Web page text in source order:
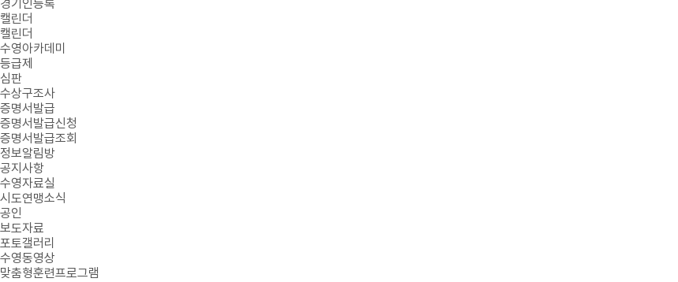
경기인등록
캘린더
캘린더
수영아카데미
등급제
심판
수상구조사
증명서발급
증명서발급신청
증명서발급조회
정보알림방
공지사항
수영자료실
시도연맹소식
공인
보도자료
포토갤러리
수영동영상
맞춤형훈련프로그램